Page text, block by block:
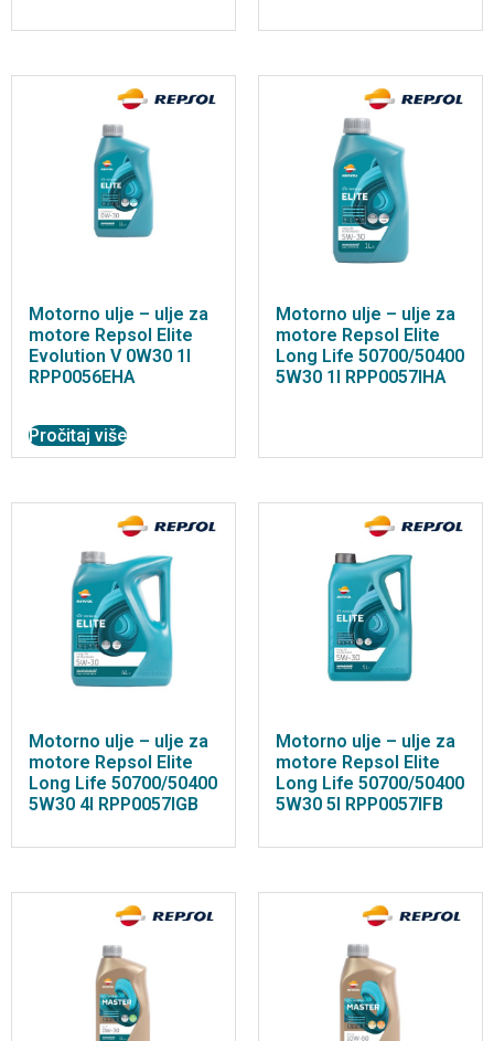
Motorno ulje – ulje za
motore Repsol Elite
Evolution V 0W30 1l
RPP0056EHA
Pročitaj više
Motorno ulje – ulje za
motore Repsol Elite
Long Life 50700/50400
5W30 1l RPP0057IHA
Motorno ulje – ulje za
motore Repsol Elite
Long Life 50700/50400
5W30 4l RPP0057IGB
Motorno ulje – ulje za
motore Repsol Elite
Long Life 50700/50400
5W30 5l RPP0057IFB